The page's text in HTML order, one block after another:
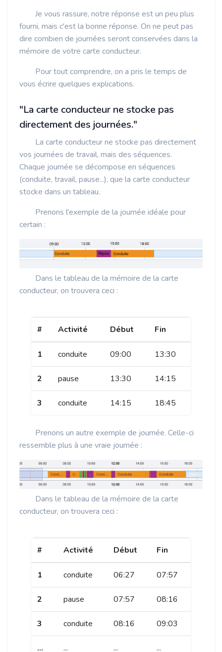
Je vous rassure, notre réponse est un peu plus
fourni, mais c'est la bonne réponse. On ne peut pas
dire combien de journées seront conservées dans la
mémoire de votre carte conducteur.
Pour tout comprendre, on a pris le temps de
vous écrire quelques explications.
"La carte conducteur ne stocke pas
directement des journées."
La carte conducteur ne stocke pas directement
vos journées de travail, mais des séquences.
Chaque journée se décompose en séquences
(conduite, travail, pause...), que la carte conducteur
stocke dans un tableau.
Prenons l'exemple de la journée idéale pour
certain :
Dans le tableau de la mémoire de la carte
conducteur, on trouvera ceci :
# Activité Début Fin
1 conduite 09:00 13:30
2 pause 13:30 14:15
3 conduite 14:15 18:45
Prenons un autre exemple de journée. Celle-ci
ressemble plus à une vraie journée :
Dans le tableau de la mémoire de la carte
conducteur, on trouvera ceci :
# Activité Début Fin
1 conduite 06:27 07:57
2 pause 07:57 08:16
3 conduite 08:16 09:03
... ... ... ...